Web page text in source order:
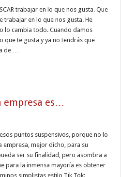
trabajar en lo que nos gusta. Que
trabajar en lo que nos gusta. He
lo cambia todo. Cuando damos
que te gusta y ya no tendrás que
de …
empresa es…
puntos suspensivos, porque no lo
empresa, mejor dicho, para su
ser su finalidad, pero asombra a
para la inmensa mayoría es obtener
simplistas estilo Tik Tok: …